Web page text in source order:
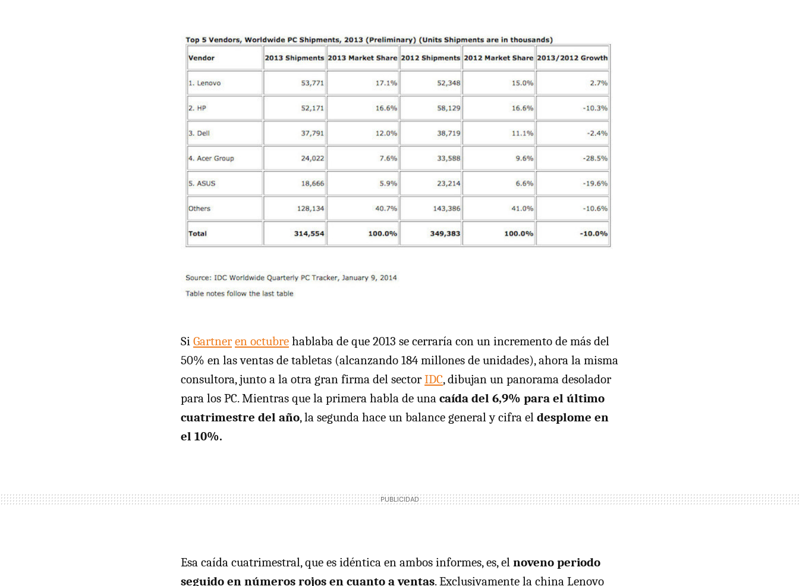
Si Gartner en octubre hablaba de que 2013 se cerraría con un incremento de más del
50% en las ventas de tabletas (alcanzando 184 millones de unidades), ahora la misma
consultora, junto a la otra gran firma del sectorIDC, dibujan un panorama desolador
para los PC. Mientras que la primera habla de una caída del 6,9% para el último
cuatrimestre del año, la segunda hace un balance general y cifra el desplome en
el 10%.
Esa caída cuatrimestral, que es idéntica en ambos informes, es, el noveno periodo
seguido en números rojos en cuanto a ventas. Exclusivamente la china Lenovo